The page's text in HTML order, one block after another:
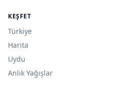
KEŞFET
Türkiye
Harita
Uydu
Anlık Yağışlar